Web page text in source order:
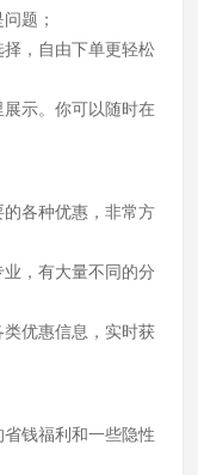
题；
，自由下单更轻松
示。你可以随时在
各种优惠，非常方
，有大量不同的分
优惠信息，实时获
钱福利和一些隐性